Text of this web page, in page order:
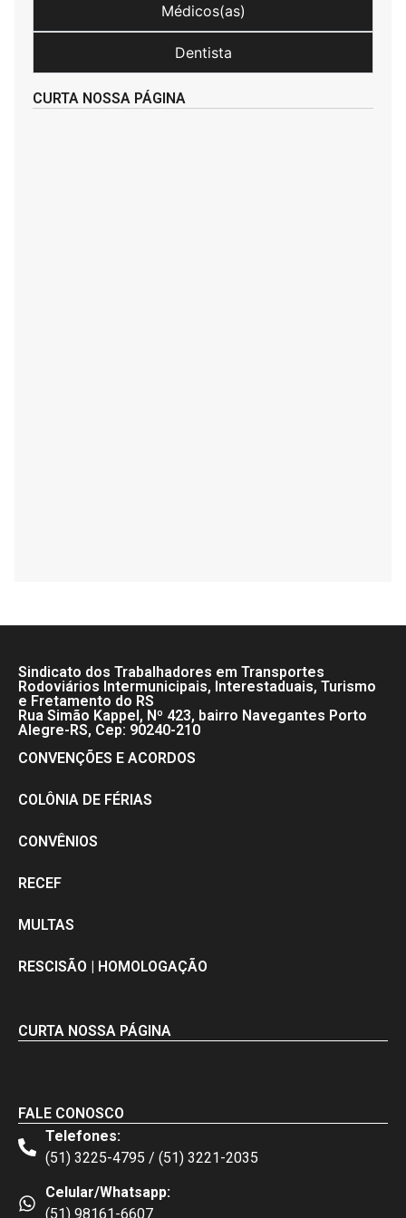
Médicos(as)
Dentista
CURTA NOSSA PÁGINA
Sindicato dos Trabalhadores em Transportes
Rodoviários Intermunicipais, Interestaduais, Turismo
e Fretamento do RS
Rua Simão Kappel, Nº 423, bairro Navegantes Porto
Alegre-RS, Cep: 90240-210
CONVENÇÕES E ACORDOS
COLÔNIA DE FÉRIAS
CONVÊNIOS
RECEF
MULTAS
RESCISÃO | HOMOLOGAÇÃO
CURTA NOSSA PÁGINA
FALE CONOSCO
Telefones:
(51) 3225-4795 / (51) 3221-2035
Celular/Whatsapp:
(51) 98161-6607